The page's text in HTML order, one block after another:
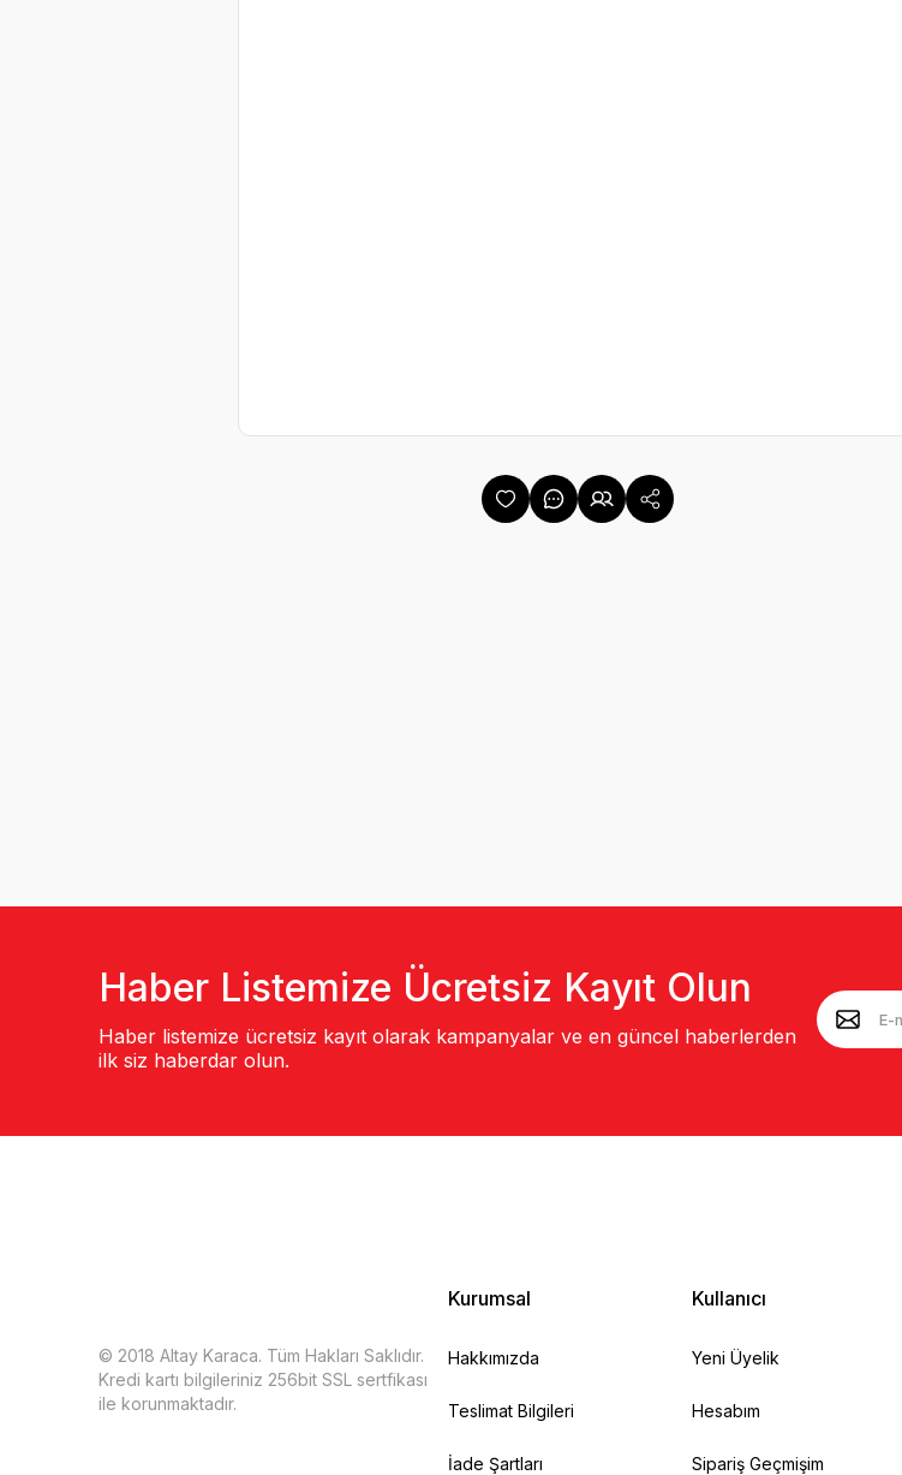
Haber Listemize Ücretsiz Kayıt Olun
Haber listemize ücretsiz kayıt olarak kampanyalar ve en güncel haberlerden
ilk siz haberdar olun.
© 2018 Altay Karaca. Tüm Hakları Saklıdır.
Kredi kartı bilgileriniz 256bit SSL sertfikası
ile korunmaktadır.
Kurumsal
Hakkımızda
Teslimat Bilgileri
İade Şartları
Kullanıcı
Yeni Üyelik
Hesabım
Sipariş Geçmişim